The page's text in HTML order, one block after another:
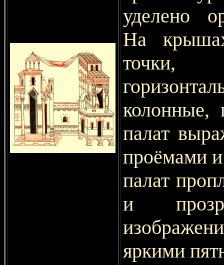
уделено
На
точки,
колонные,
палат
проёмами
палат
и
яркими